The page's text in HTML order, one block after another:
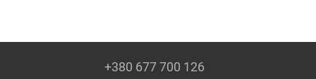
+380 677 700 126